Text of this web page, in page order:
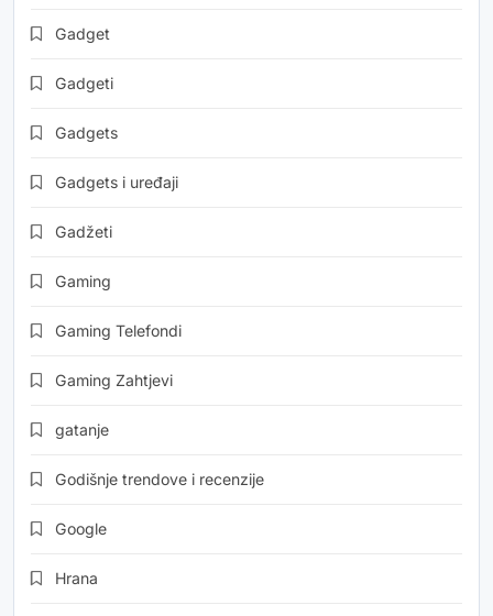
Gadget
Gadgeti
Gadgets
Gadgets i uređaji
Gadžeti
Gaming
Gaming Telefondi
Gaming Zahtjevi
gatanje
Godišnje trendove i recenzije
Google
Hrana